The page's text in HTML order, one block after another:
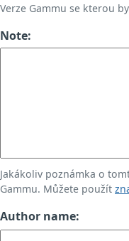
Verze Gammu se kterou
Note:
Jakákoliv poznámka o
Gammu. Můžete použít
Author name: